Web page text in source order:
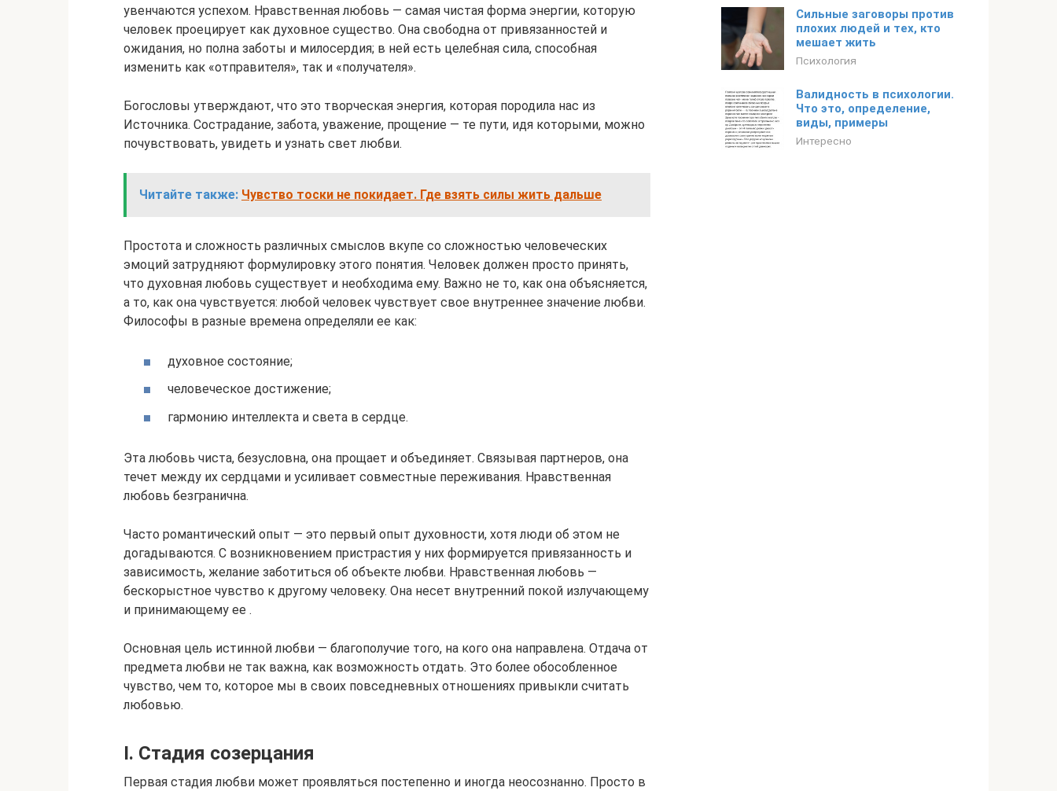
увенчаются успехом. Нравственная любовь — самая чистая форма энергии, которую
человек проецирует как духовное существо. Она свободна от привязанностей и
ожидания, но полна заботы и милосердия; в ней есть целебная сила, способная
изменить как «отправителя», так и «получателя».
Богословы утверждают, что это творческая энергия, которая породила нас из
Источника. Сострадание, забота, уважение, прощение — те пути, идя которыми, можно
почувствовать, увидеть и узнать свет любви.
Читайте также: Чувство тоски не покидает. Где взять силы жить дальше
Простота и сложность различных смыслов вкупе со сложностью человеческих
эмоций затрудняют формулировку этого понятия. Человек должен просто принять,
что духовная любовь существует и необходима ему. Важно не то, как она объясняется,
а то, как она чувствуется: любой человек чувствует свое внутреннее значение любви.
Философы в разные времена определяли ее как:
духовное состояние;
человеческое достижение;
гармонию интеллекта и света в сердце.
Эта любовь чиста, безусловна, она прощает и объединяет. Связывая партнеров, она
течет между их сердцами и усиливает совместные переживания. Нравственная
любовь безгранична.
Часто романтический опыт — это первый опыт духовности, хотя люди об этом не
догадываются. С возникновением пристрастия у них формируется привязанность и
зависимость, желание заботиться об объекте любви. Нравственная любовь —
бескорыстное чувство к другому человеку. Она несет внутренний покой излучающему
и принимающему ее .
Основная цель истинной любви — благополучие того, на кого она направлена. Отдача от
предмета любви не так важна, как возможность отдать. Это более обособленное
чувство, чем то, которое мы в своих повседневных отношениях привыкли считать
любовью.
I. Стадия созерцания
Первая стадия любви может проявляться постепенно и иногда неосознанно. Просто в
Сильные заговоры против
плохих людей и тех, кто
мешает жить
Психология
Валидность в психологии.
Что это, определение,
виды, примеры
Интересно